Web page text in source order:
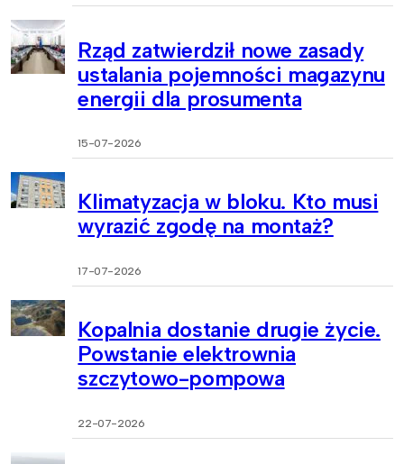
Rząd zatwierdził nowe zasady
ustalania pojemności magazynu
energii dla prosumenta
15-07-2026
Klimatyzacja w bloku. Kto musi
wyrazić zgodę na montaż?
17-07-2026
Kopalnia dostanie drugie życie.
Powstanie elektrownia
szczytowo-pompowa
22-07-2026